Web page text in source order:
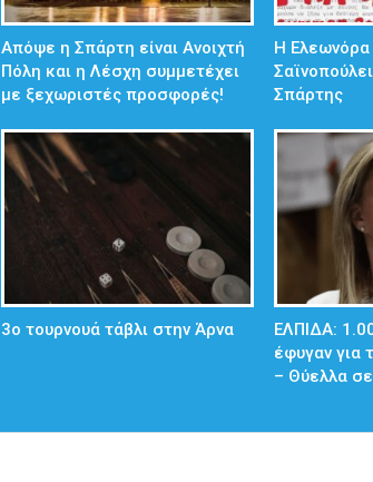
Απόψε η Σπάρτη είναι Ανοιχτή
Πόλη και η Λέσχη συμμετέχει
με ξεχωριστές προσφορές!
Η Ελεωνόρα
Σπάρτης
3ο τουρνουά τάβλι στην Άρνα
ΕΛΠΙΔΑ:
έφυγαν για
– Θύελλα